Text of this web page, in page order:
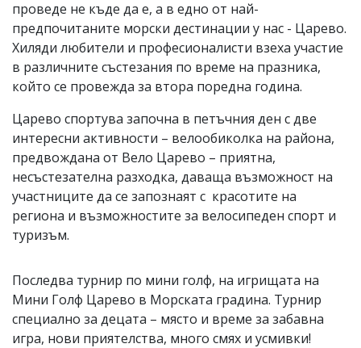
за
вас
коментар,
моля
сигнализирайте
ни!
проведе не къде да е, а в едно от най-
предпочитаните морски дестинации у нас - Царево.
Хиляди любители и професионалисти взеха участие
в различните състезания по време на празника,
който се провежда за втора поредна година.
Царево спортува започна в петъчния ден с две
интересни активности – велообиколка на района,
предвождана от Вело Царево – приятна,
несъстезателна разходка, даваща възможност на
участниците да се запознаят с красотите на
региона и възможностите за велосипеден спорт и
туризъм.
Последва турнир по мини голф, на игрищата на
Мини Голф Царево в Морската градина. Турнир
специално за децата – място и време за забавна
игра, нови приятелства, много смях и усмивки!